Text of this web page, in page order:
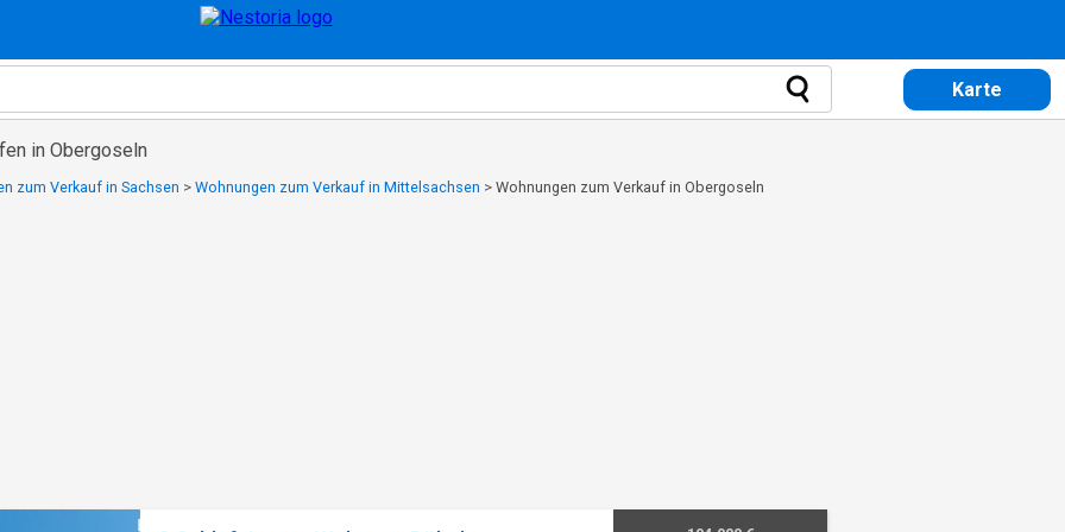
Karte
in Obergoseln
zum Verkauf in Sachsen > Wohnungen zum Verkauf in Mittelsachsen > Wohnungen zum Verkauf in Obergoseln